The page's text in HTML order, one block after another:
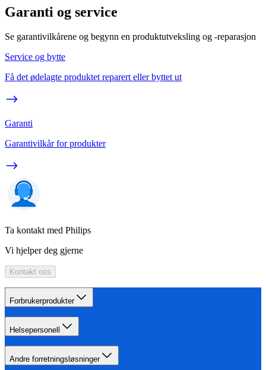
Garanti og service
Se garantivilkårene og begynn en produktutveksling og -reparasjon
Service og bytte
Få det ødelagte produktet reparert eller byttet ut
Garanti
Garantivilkår for produkter
Ta kontakt med Philips
Vi hjelper deg gjerne
Kontakt oss
Forbrukerprodukter
Helsepersonell
Andre forretningsløsninger